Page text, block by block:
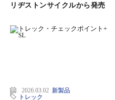
リヂストンサイクルから発売
2026.03.02 新製品
トレック